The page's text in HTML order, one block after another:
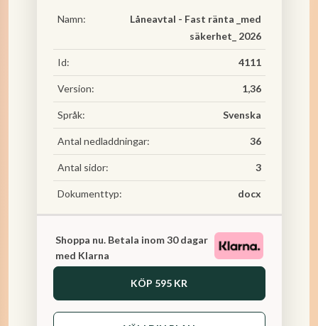
Namn:
Låneavtal - Fast ränta _med
säkerhet_ 2026
Id: 4111
Version: 1,36
Språk: Svenska
Antal nedladdningar: 36
Antal sidor: 3
Dokumenttyp: docx
Shoppa nu. Betala inom 30 dagar
med Klarna
KÖP 595 KR